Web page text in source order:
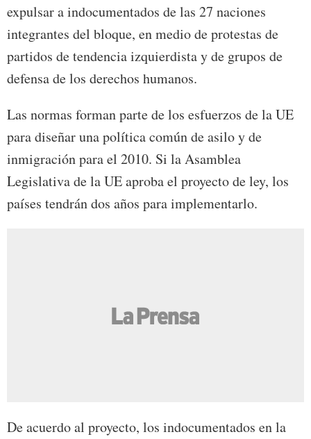
expulsar a indocumentados de las 27 naciones
integrantes del bloque, en medio de protestas de
partidos de tendencia izquierdista y de grupos de
defensa de los derechos humanos.
Las normas forman parte de los esfuerzos de la UE
para diseñar una política común de asilo y de
inmigración para el 2010. Si la Asamblea
Legislativa de la UE aproba el proyecto de ley, los
países tendrán dos años para implementarlo.
De acuerdo al proyecto, los indocumentados en la